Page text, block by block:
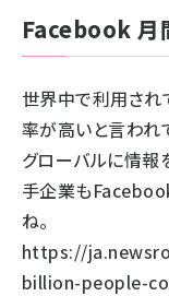
Facebook 月
世界中で利用され
率が高いと言われ
グローバルに情報
手企業も
ね。
https://
billion-people-